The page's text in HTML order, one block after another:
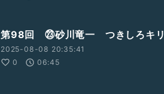
第98回 ㉓砂川竜一 つきしろキリ
2025-08-08 20:35:41
0
06:45